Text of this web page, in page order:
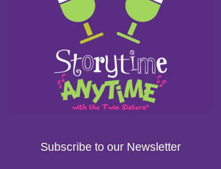
Subscribe to our Newsletter